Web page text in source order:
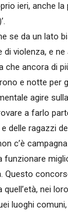
ieri, anche
se da un lato
di violenza, e
che ancora di
e notte per
agire
a farlo
e delle ragazzi
c’è
funzionare
Questo
nei
luoghi